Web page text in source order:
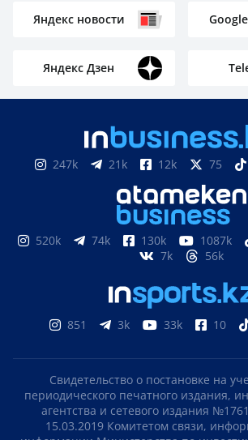
Яндекс новости
Яндекс Дзен
247k 21k 12k 75
520k 74k 130k 1087k
7k
56k
851 3k 33k 10
Свидетельство о постановке на
периодического печатного издания,
агентства и сетевого издания
15.03.2019 Комитетом связи,